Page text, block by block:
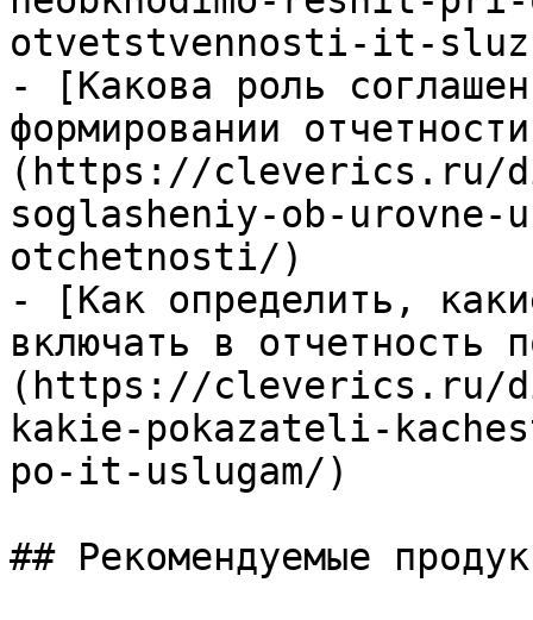
otvetstvennosti-it-
- [Какова роль
формировании
(https://cleverics.ru/
soglasheniy-ob-
otchetnosti/)
- [Как определить,
включать в отчетность
(https://cleverics.ru/
kakie-pokazateli-
po-it-uslugam/)
## Рекомендуемые